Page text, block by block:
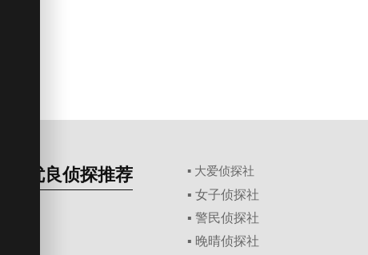
优良侦探推荐 ▪ 大爱侦探社
▪ 女子侦探社
▪ 警民侦探社
▪ 晚晴侦探社